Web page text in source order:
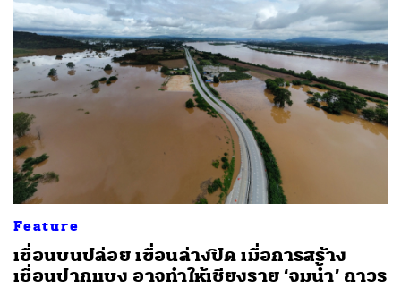
Feature
เขื่อนบนปล่อย เขื่อนล่างปิด เมื่อการสร้าง
เขื่อนปากแบง อาจทำให้เชียงราย ‘จมน้ำ’ ถาวร